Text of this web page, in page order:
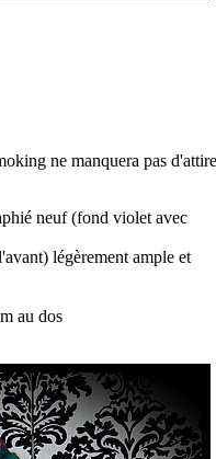
ne manquera pas
neuf (fond violet avec
légèrement ample et
au dos